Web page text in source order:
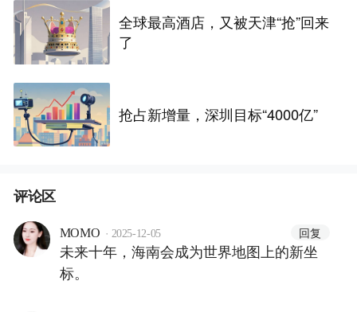
全球最高酒店，又被天津“抢”回来
了
抢占新增量，深圳目标“4000亿”
评论区
MOMO · 2025-12-05 回复
未来十年，海南会成为世界地图上的新坐
标。